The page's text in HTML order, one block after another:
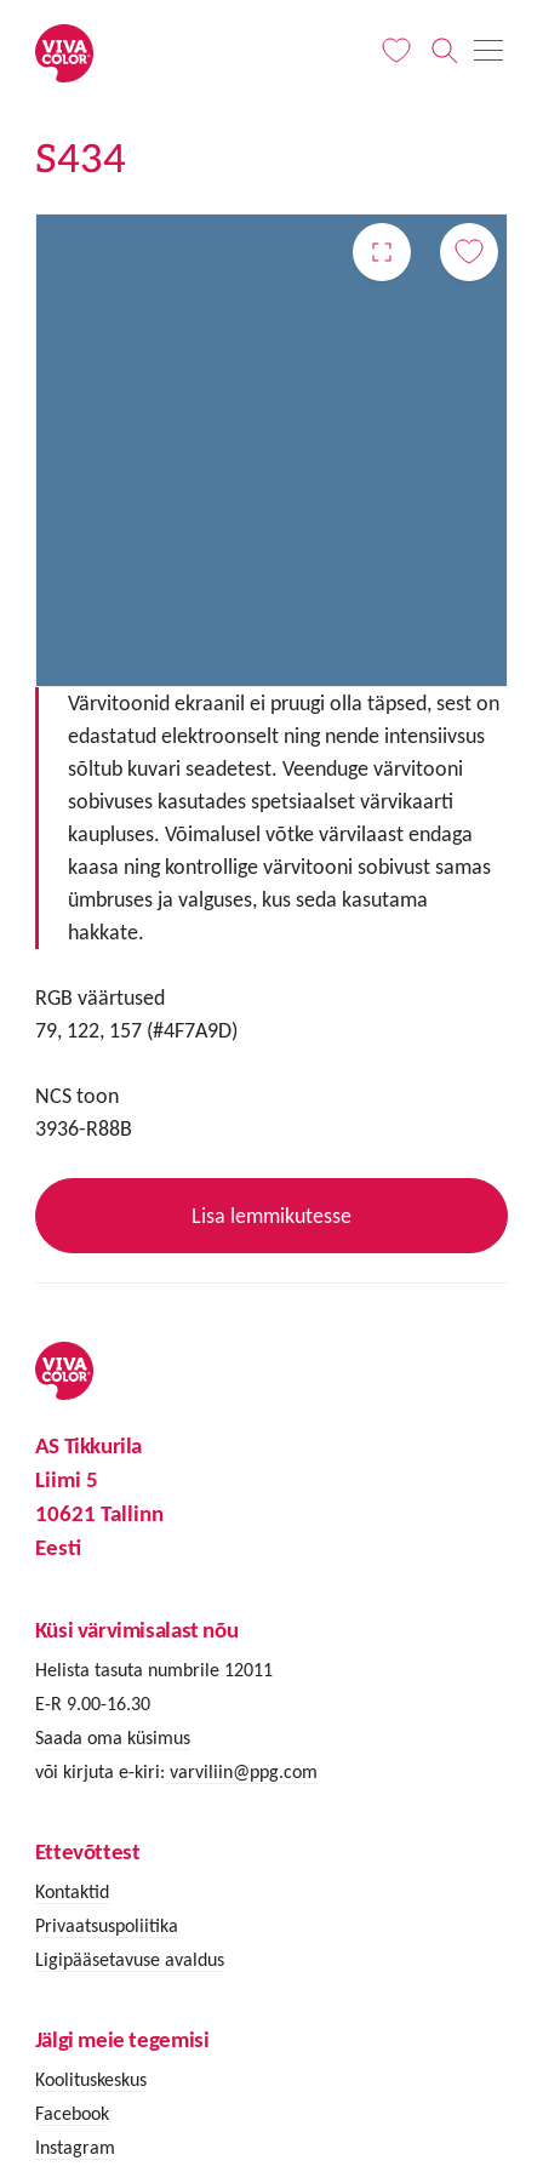
S434
Värvitoonid ekraanil ei pruugi olla täpsed, sest on
edastatud elektroonselt ning nende intensiivsus
sõltub kuvari seadetest. Veenduge värvitooni
sobivuses kasutades spetsiaalset värvikaarti
kaupluses. Võimalusel võtke värvilaast endaga
kaasa ning kontrollige värvitooni sobivust samas
ümbruses ja valguses, kus seda kasutama
hakkate.
RGB väärtused
79, 122, 157 (#4F7A9D)
NCS toon
3936-R88B
Lisa lemmikutesse
AS Tikkurila
Liimi 5
10621 Tallinn
Eesti
Küsi värvimisalast nõu
Helista tasuta numbrile 12011
E-R 9.00-16.30
Saada oma küsimus
või kirjuta e-kiri: varviliin@ppg.com
Ettevõttest
Kontaktid
Privaatsuspoliitika
Ligipääsetavuse avaldus
Jälgi meie tegemisi
Koolituskeskus
Facebook
Instagram